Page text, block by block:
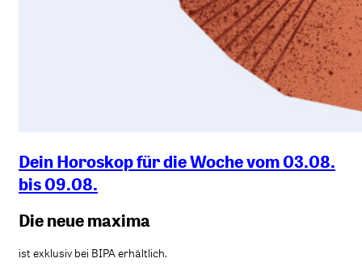
Dein Horoskop für die Woche vom 03.08.
bis 09.08.
Die neue maxima
ist exklusiv bei BIPA erhältlich.